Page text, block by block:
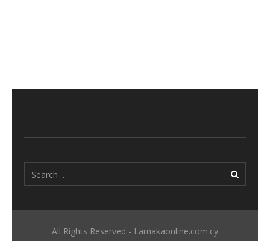
All Rights Reserved - Larnakaonline.com.cy